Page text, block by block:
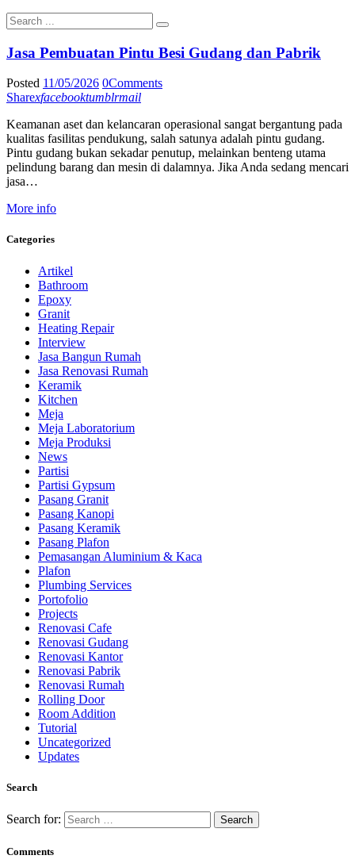
Jasa Pembuatan Pintu Besi Gudang dan Pabrik
Posted 11/05/2026 0Comments
Sharexfacebooktumblrmail
Keamanan aset dan kelancaran operasional sangat bergantung pada
kualitas fasilitas pendukung, salah satunya adalah pintu gudang.
Pintu gudang bukan sekadar penutup, melainkan benteng utama
pelindung barang dan mesin di dalamnya. Jika Anda sedang mencari
jasa…
More info
Categories
Artikel
Bathroom
Epoxy
Granit
Heating Repair
Interview
Jasa Bangun Rumah
Jasa Renovasi Rumah
Keramik
Kitchen
Meja
Meja Laboratorium
Meja Produksi
News
Partisi
Partisi Gypsum
Pasang Granit
Pasang Kanopi
Pasang Keramik
Pasang Plafon
Pemasangan Aluminium & Kaca
Plafon
Plumbing Services
Portofolio
Projects
Renovasi Cafe
Renovasi Gudang
Renovasi Kantor
Renovasi Pabrik
Renovasi Rumah
Rolling Door
Room Addition
Tutorial
Uncategorized
Updates
Search
Search for:
Comments